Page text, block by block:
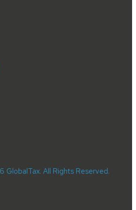
All Rights Reserved.